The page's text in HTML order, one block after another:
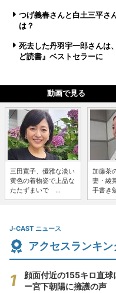
つげ義春さんと白土三平
は？
死去した丹羽宇一郎さん
ど読書』ベストセラーに
動画で見る
三田寛子、優雅な淡い
黄色の着物姿で上品な
たたずまいで ...
加藤茶
妻・綾
手書き
J-CAST ニュース
アクセスランキン
顔面付近の155キロ直
ー宮下朝陽に擁護の声